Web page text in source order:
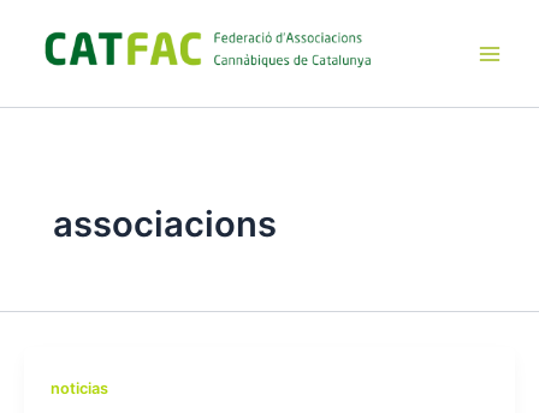
contenido
associacions
noticias